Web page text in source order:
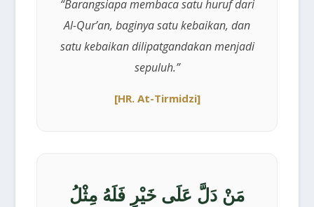
“Barangsiapa membaca satu huruf dari
Al-Qur’an, baginya satu kebaikan, dan
satu kebaikan dilipatgandakan menjadi
sepuluh.”
[HR. At-Tirmidzi]
مَنْ دَلَّ عَلَى خَيْرٍ فَلَهُ مِثْلُ